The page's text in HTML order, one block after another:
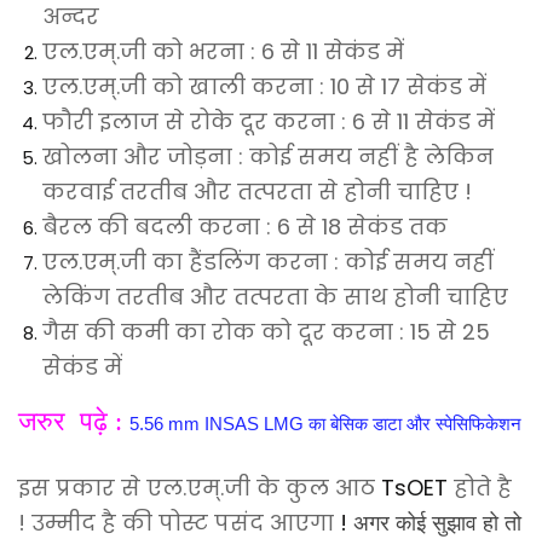
अन्दर
एल.एम्.जी को भरना : 6 से 11 सेकंड में
एल.एम्.जी को खाली करना : 10 से 17 सेकंड में
फौरी इलाज से रोके दूर करना : 6 से 11 सेकंड में
खोलना और जोड़ना : कोई समय नहीं है लेकिन
करवाई तरतीब और तत्परता से होनी चाहिए !
बैरल की बदली करना : 6 से 18 सेकंड तक
एल.एम्.जी का हैंडलिंग करना : कोई समय नहीं
लेकिंग तरतीब और तत्परता के साथ होनी चाहिए
गैस की कमी का रोक को दूर करना : 15 से 25
सेकंड में
जरुर पढ़े : 5.56 mm INSAS LMG का बेसिक डाटा और स्पेसिफिकेशन
इस प्रकार से एल.एम्.जी के कुल आठ TsOET होते है
! उम्मीद है की पोस्ट पसंद आएगा ! अगर कोई सुझाव हो तो